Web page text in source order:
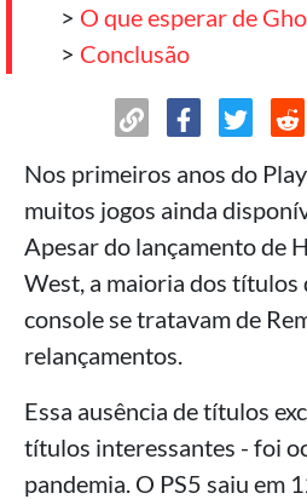
> O que esperar de
> Conclusão
Nos primeiros anos do
muitos jogos ainda
Apesar do lançamento de
West, a maioria dos títulos
console se tratavam de
relançamentos.
Essa ausência de títulos
títulos interessantes - foi
pandemia. O PS5 saiu em